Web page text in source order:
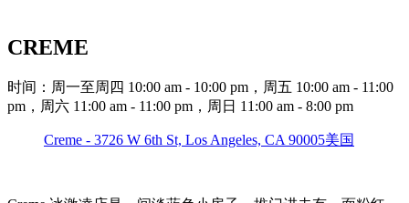
CREME
时间：周一至周四 10:00 am - 10:00 pm，周五 10:00 am - 11:00
pm，周六 11:00 am - 11:00 pm，周日 11:00 am - 8:00 pm
Creme - 3726 W 6th St, Los Angeles, CA 90005美国